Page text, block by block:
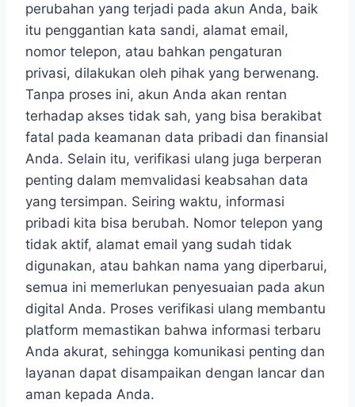
perubahan yang terjadi pada akun Anda, baik
itu penggantian kata sandi, alamat email,
nomor telepon, atau bahkan pengaturan
privasi, dilakukan oleh pihak yang berwenang.
Tanpa proses ini, akun Anda akan rentan
terhadap akses tidak sah, yang bisa berakibat
fatal pada keamanan data pribadi dan finansial
Anda. Selain itu, verifikasi ulang juga berperan
penting dalam memvalidasi keabsahan data
yang tersimpan. Seiring waktu, informasi
pribadi kita bisa berubah. Nomor telepon yang
tidak aktif, alamat email yang sudah tidak
digunakan, atau bahkan nama yang diperbarui,
semua ini memerlukan penyesuaian pada akun
digital Anda. Proses verifikasi ulang membantu
platform memastikan bahwa informasi terbaru
Anda akurat, sehingga komunikasi penting dan
layanan dapat disampaikan dengan lancar dan
aman kepada Anda.